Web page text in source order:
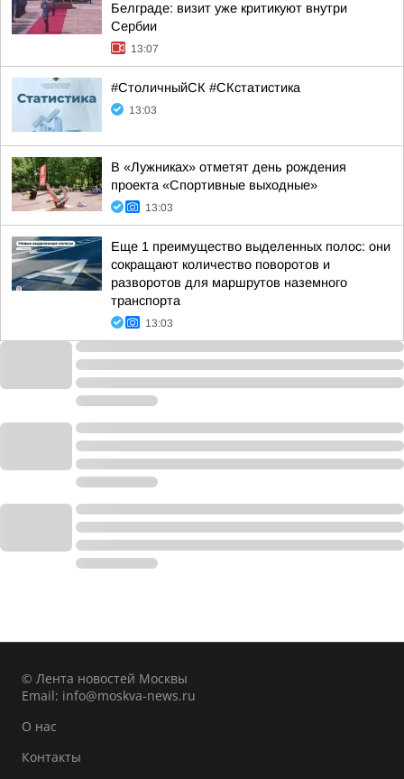
Белграде: визит уже критикуют внутри
Сербии
13:07
#CтоличныйСК #СКстатистика
13:03
В «Лужниках» отметят день рождения
проекта «Спортивные выходные»
13:03
Еще 1 преимущество выделенных полос: они
сокращают количество поворотов и
разворотов для маршрутов наземного
транспорта
13:03
© Лента новостей Москвы
Email: info@moskva-news.ru
О нас
Контакты